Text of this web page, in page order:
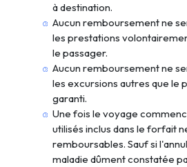
à destination.
Aucun remboursement ne
les prestations
le passager.
Aucun remboursement ne
les excursions autres que le
garanti.
Une fois le voyage
utilisés inclus dans le forfait
remboursables. Sauf si
maladie dûment constatée